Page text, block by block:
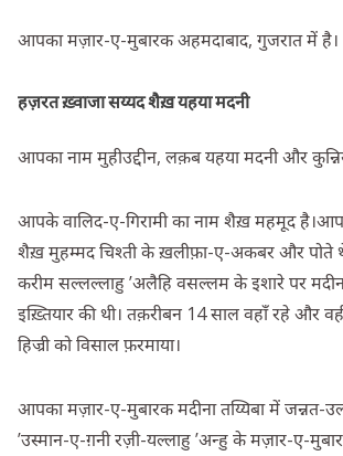
आपका मज़ार-ए-मुबारक अहमदाबाद, गुजरात में है।
हज़रत ख़्वाजा सय्यद शैख़ यहया मदनी
आपका नाम मुहीउद्दीन, लक़ब यहया मदनी और
आपके वालिद-ए-गिरामी का नाम शैख़ महमूद
शैख़ मुहम्मद चिश्ती के ख़लीफ़ा-ए-अकबर और पोते
करीम सल्लल्लाहु ’अलैहि वसल्लम के इशारे पर
इख़्तियार की थी। तक़रीबन 14 साल वहाँ रहे और
हिज्री को विसाल फ़रमाया।
आपका मज़ार-ए-मुबारक मदीना तय्यिबा में
’उस्मान-ए-ग़नी रज़ी-यल्लाहु ’अन्हु के मज़ार-ए-